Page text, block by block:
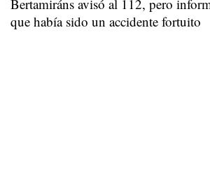
Bertamiráns avisó al 112, pero
que había sido un accidente fortuito